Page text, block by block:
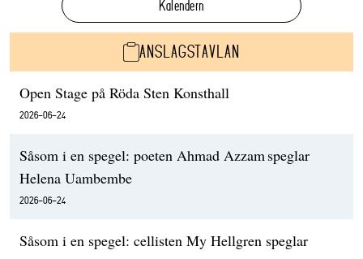
Kalendern
ANSLAGSTAVLAN
Open Stage på Röda Sten Konsthall
2026-06-24
Såsom i en spegel: poeten Ahmad Azzam speglar
Helena Uambembe
2026-06-24
Såsom i en spegel: cellisten My Hellgren speglar